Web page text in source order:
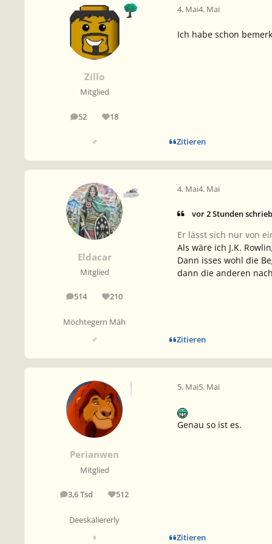
Zillo
Mitglied
52
Beiträge 18
Reputation
♂
4. Mai4. Mai
Ich habe schon
Zitieren
Eldacar
Mitglied
514
Beiträge 210
Reputation
Möchtegern Mäh
♂
4. Mai4. Mai
vor 2 Stunden
Er lässt sich nur von
Als wäre ich J.K.
Dann isses wohl die
dann die anderen
Zitieren
Perianwen
Mitglied
3,6 Tsd
Beiträge 512
Reputation
Deeskaliererly
♀
5. Mai5. Mai
Genau so ist es.
Zitieren